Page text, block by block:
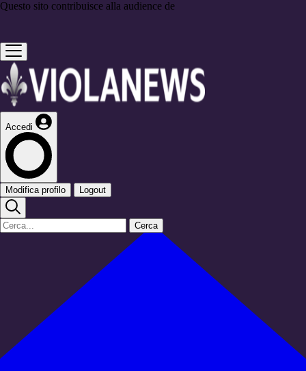
Questo sito contribuisce alla audience de
Accedi
Modifica profilo Logout
Cerca